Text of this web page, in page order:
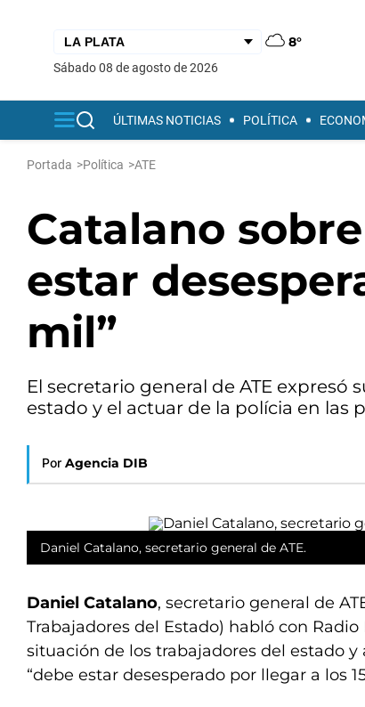
8°
sábado 08 de agosto de 2026
ÚLTIMAS NOTICIAS POLÍTICA
Portada >Política >ATE
Catalano
estar
mil”
El secretario general de ATE
estado y el actuar de la polícia en las
Por Agencia DIB
Daniel Catalano, secretario general de ATE.
Daniel Catalano, secretario general de
Trabajadores del Estado) habló con Radio
situación de los trabajadores del estado
“debe estar desesperado por llegar a los